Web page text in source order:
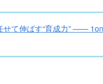
せて伸ばす“育成力” ——